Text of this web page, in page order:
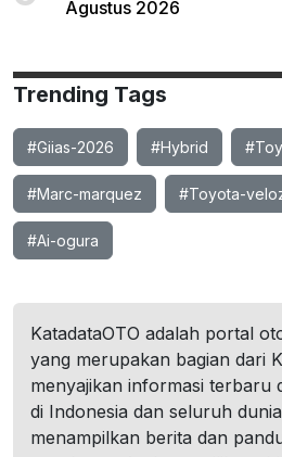
Agustus 2026
Trending Tags
#Giias-2026 #Hybrid
#Marc-marquez #Toyota-
#Ai-ogura
KatadataOTO adalah portal
yang merupakan bagian dari
menyajikan informasi terbaru
di Indonesia dan seluruh
menampilkan berita dan